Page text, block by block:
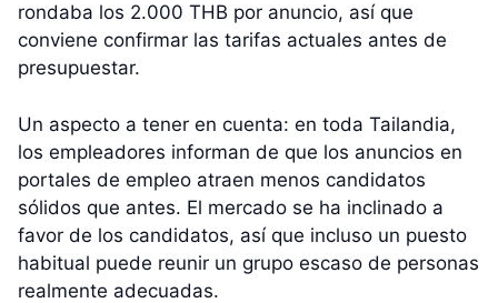
rondaba los 2.000 THB por anuncio, así que
conviene confirmar las tarifas actuales antes de
presupuestar.
Un aspecto a tener en cuenta: en toda Tailandia,
los empleadores informan de que los anuncios en
portales de empleo atraen menos candidatos
sólidos que antes. El mercado se ha inclinado a
favor de los candidatos, así que incluso un puesto
habitual puede reunir un grupo escaso de personas
realmente adecuadas.